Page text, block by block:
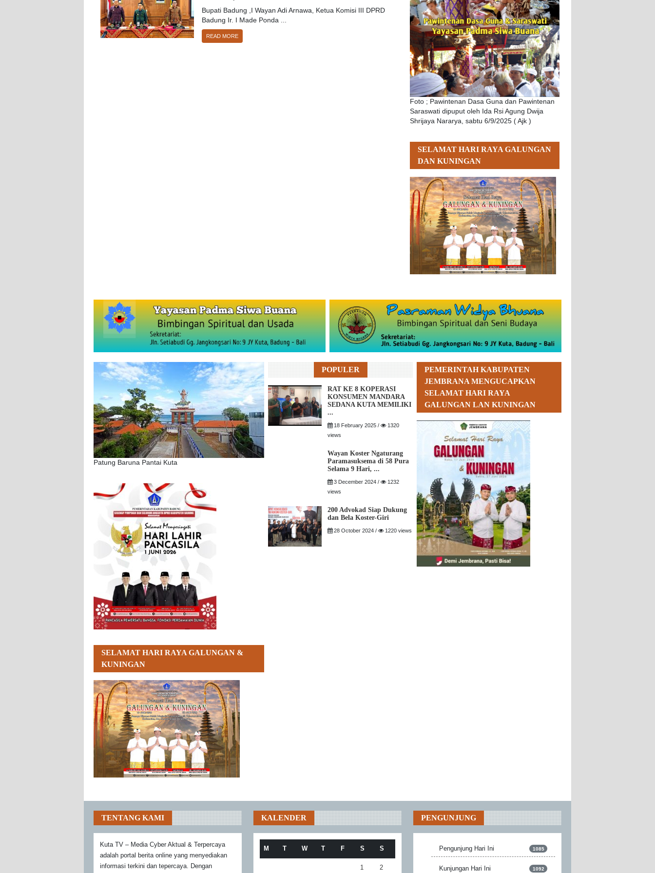
Bupati Badung ,I Wayan Adi Arnawa, Ketua Komisi III DPRD
Badung Ir. I Made Ponda ...
READ MORE
Foto ; Pawintenan Dasa Guna dan Pawintenan
Saraswati dipuput oleh Ida Rsi Agung Dwija
Shrijaya Nararya, sabtu 6/9/2025 ( Ajk )
SELAMAT HARI RAYA GALUNGAN
DAN KUNINGAN
Patung Baruna Pantai Kuta
SELAMAT HARI RAYA GALUNGAN &
KUNINGAN
POPULER
RAT KE 8 KOPERASI
KONSUMEN MANDARA
SEDANA KUTA MEMILIKI
...
18 February 2025 /
1320
views
Wayan Koster Ngaturang
Paramasuksema di 58 Pura
Selama 9 Hari, ...
3 December 2024 /
1232
views
200 Advokad Siap Dukung
dan Bela Koster-Giri
28 October 2024 / 1220 views
PEMERINTAH KABUPATEN
JEMBRANA MENGUCAPKAN
SELAMAT HARI RAYA
GALUNGAN LAN KUNINGAN
TENTANG KAMI
Kuta TV – Media Cyber Aktual & Terpercaya
adalah portal berita online yang menyediakan
informasi terkini dan tepercaya. Dengan
KALENDER
M T W T F S S
1 2
PENGUNJUNG
Pengunjung Hari Ini 1085
Kunjungan Hari Ini 1092